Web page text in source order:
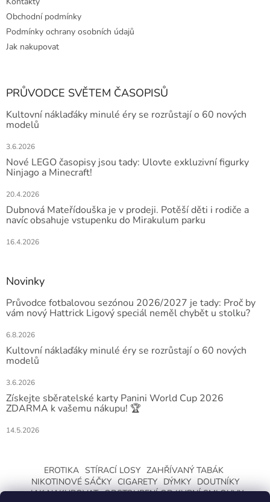
Obchodní podmínky
Podmínky ochrany osobních údajů
Jak nakupovat
PRŮVODCE SVĚTEM ČASOPISŮ
Kultovní náklaďáky minulé éry se rozrůstají o 60 nových
modelů
3.6.2026
Nové LEGO časopisy jsou tady: Ulovte exkluzivní figurky
Ninjago a Minecraft!
20.4.2026
Dubnová Mateřídouška je v prodeji. Potěší děti i rodiče a
navíc obsahuje vstupenku do Mirakulum parku
16.4.2026
Novinky
Průvodce fotbalovou sezónou 2026/2027 je tady: Proč by
vám nový Hattrick Ligový speciál neměl chybět u stolku?
6.8.2026
Kultovní náklaďáky minulé éry se rozrůstají o 60 nových
modelů
3.6.2026
Získejte sběratelské karty Panini World Cup 2026
ZDARMA k vašemu nákupu! 🏆
14.5.2026
EROTIKA STÍRACÍ LOSY ZAHŘÍVANÝ TABÁK
NIKOTINOVÉ SÁČKY CIGARETY DÝMKY
DOUTNÍKY
JAK NAKUPOVAT ODSTOUPENÍ OD KUPNÍ SMLOUVY